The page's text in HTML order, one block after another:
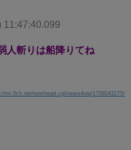
11:47:40.099
人斬りは船降りてね
mi.5ch.net/test/read.cgi/news4vip/1759243275/